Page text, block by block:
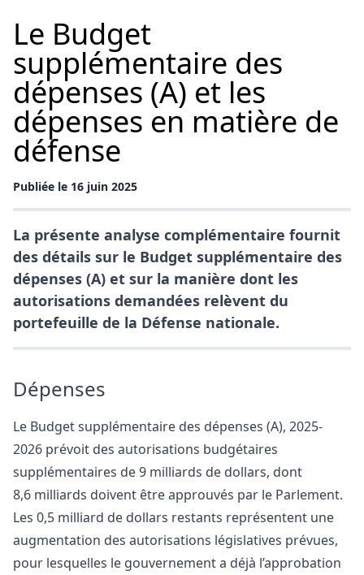
Le Budget
supplémentaire des
dépenses (A) et les
dépenses en matière de
défense
Publiée le 16 juin 2025
La présente analyse complémentaire fournit
des détails sur le Budget supplémentaire des
dépenses (A) et sur la manière dont les
autorisations demandées relèvent du
portefeuille de la Défense nationale.
Dépenses
Le Budget supplémentaire des dépenses (A), 2025-
2026 prévoit des autorisations budgétaires
supplémentaires de 9 milliards de dollars, dont
8,6 milliards doivent être approuvés par le Parlement.
Les 0,5 milliard de dollars restants représentent une
augmentation des autorisations législatives prévues,
pour lesquelles le gouvernement a déjà l’approbation